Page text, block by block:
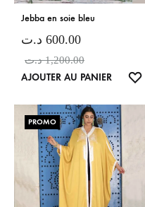
Jebba en soie bleu
600.00 د.ت
1,200.00 د.ت
AJOUTER AU PANIER
PROMO